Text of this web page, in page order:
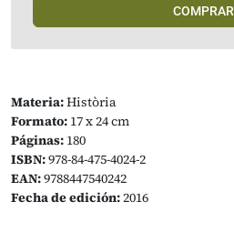
Materia:Història
Formato: 17 x 24 cm
Páginas: 180
ISBN:978-84-475-4024-2
EAN:9788447540242
Fecha de edición:2016
COMPRAR